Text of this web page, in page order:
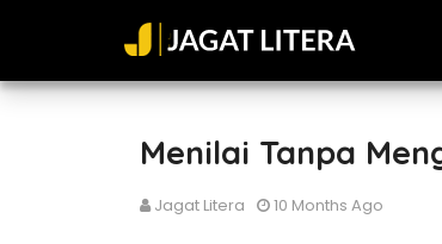
Menilai Tanpa
Jagat Litera 10 Months Ago